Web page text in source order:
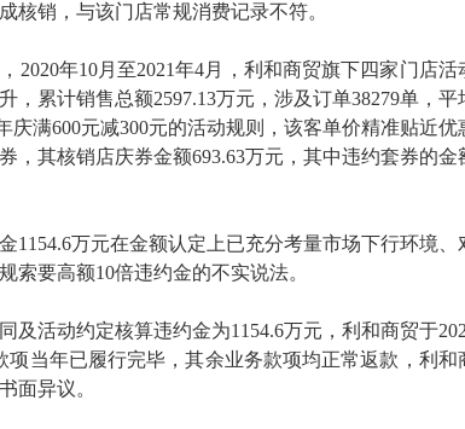
核销，与该门店常规消费记录不符。
2020年10月至2021年4月，利和商贸旗下四家门店活
，累计销售总额2597.13万元，涉及订单38279单，平
庆满600元减300元的活动规则，该客单价精准贴近优
，其核销店庆券金额693.63万元，其中违约套券的金
1154.6万元在金额认定上已充分考量市场下行环境、
索要高额10倍违约金的不实说法。
及活动约定核算违约金为1154.6万元，利和商贸于
项当年已履行完毕，其余业务款项均正常返款，利和
面异议。